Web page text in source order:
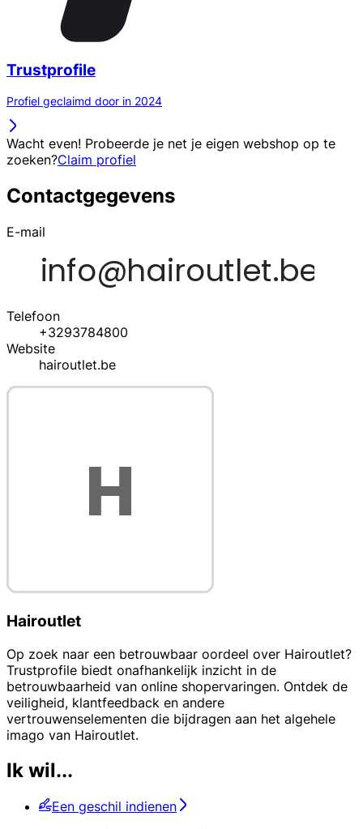
Trustprofile
Profiel geclaimd door in 2024
Wacht even! Probeerde je net je eigen webshop op te
zoeken?Claim profiel
Contactgegevens
E-mail
Telefoon
+3293784800
Website
hairoutlet.be
Hairoutlet
Op zoek naar een betrouwbaar oordeel over Hairoutlet?
Trustprofile biedt onafhankelijk inzicht in de
betrouwbaarheid van online shopervaringen. Ontdek de
veiligheid, klantfeedback en andere
vertrouwenselementen die bijdragen aan het algehele
imago van Hairoutlet.
Ik wil...
Een geschil indienen